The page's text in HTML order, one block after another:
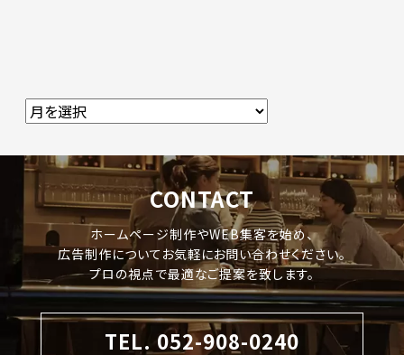
CONTACT
ホームページ制作やWEB集客を始め、
広告制作についてお気軽にお問い合わせください。
プロの視点で最適なご提案を致します。
TEL. 052-908-0240